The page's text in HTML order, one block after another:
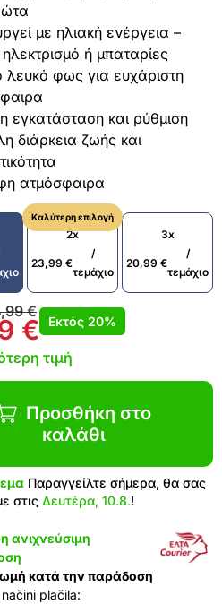
με ηλιακή ενέργεια –
ή μπαταρίες
λευκό φως για ευχάριστη
εγκατάσταση και ρύθμιση
διάρκεια ζωής και
ατμόσφαιρα
Καλύτερη επιλογή
2x
23,99 €
/
τεμάχιο
3x
20,99 €
/
τεμάχιο
€
€ Εκτός 20%
τιμή
Προσθήκη στο
καλάθι
Παραγγείλτε σήμερα, θα σας
στις Δευτέρα, 10.8.!
ανιχνεύσιμη
κατά την παράδοση
plačila: